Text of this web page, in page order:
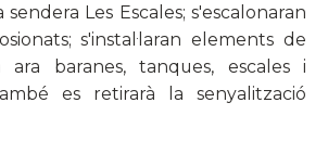
sendera Les Escales; s'escalonaran
s'instal·laran elements de
baranes, tanques, escales i
es retirarà la senyalització